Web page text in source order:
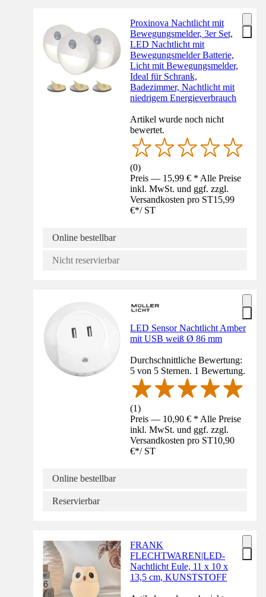
Proxinova Nachtlicht mit
Bewegungsmelder, 3er Set,
LED Nachtlicht mit
Bewegungsmelder Batterie,
Licht mit Bewegungsmelder,
Ideal für Schrank,
Badezimmer, Nachtlicht mit
niedrigem Energieverbrauch
Artikel wurde noch nicht
bewertet.
(0)
Preis — 15,99 € * Alle Preise
inkl. MwSt. und ggf. zzgl.
Versandkosten pro ST15,99
€*/ ST
Online bestellbar
Nicht reservierbar
LED Sensor Nachtlicht Amber
mit USB weiß Ø 86 mm
Durchschnittliche Bewertung:
5 von 5 Sternen. 1 Bewertung.
(1)
Preis — 10,90 € * Alle Preise
inkl. MwSt. und ggf. zzgl.
Versandkosten pro ST10,90
€*/ ST
Online bestellbar
Reservierbar
FRANK
FLECHTWAREN|LED-
Nachtlicht Eule, 11 x 10 x
13,5 cm, KUNSTSTOFF